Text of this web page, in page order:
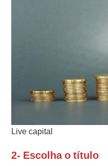
Live capital
2- Escolha o título